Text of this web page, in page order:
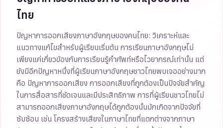
ไทย
ปัญหาการออกเสียงภาษาอังกฤษของคนไทย: วิเคราะห์และ
แนวทางแก้ไขสำหรับผู้เรียนเริ่มต้น การเรียนภาษาอังกฤษไม่
เพียงแค่เกี่ยวข้องกับการเรียนรู้คำศัพท์หรือไวยากรณ์เท่านั้น แต่
ยังมีอีกปัญหาหนึ่งที่ผู้เรียนภาษาอังกฤษชาวไทยพบเจออย่างมาก
คือ ปัญหาการออกเสียง การออกเสียงที่ถูกต้องเป็นปัจจัยสำคัญ
ในการสื่อสารที่ชัดเจนและมีประสิทธิภาพ การที่ผู้เรียนชาวไทยไม่
สามารถออกเสียงภาษาอังกฤษได้ถูกต้องนั้นมักเกิดจากปัจจัยที่
ซับซ้อน เช่น โครงสร้างเสียงในภาษาไทยที่แตกต่างจากภาษา